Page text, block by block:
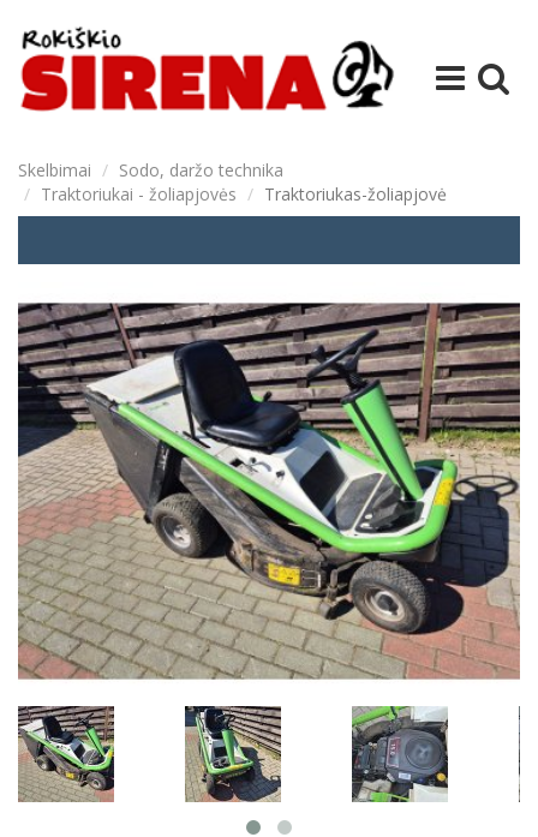
Skelbimai
Sodo, daržo technika
Traktoriukai - žoliapjovės
Traktoriukas-žoliapjovė